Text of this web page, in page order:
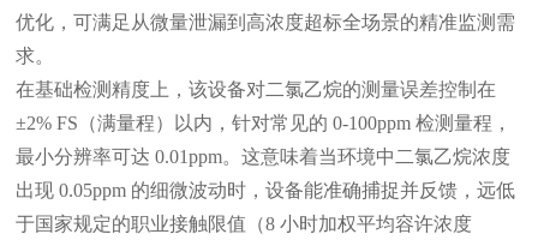
优化，可满足从微量泄漏到高浓度超标全场景的精准监测需
求。
在基础检测精度上，该设备对二氯乙烷的测量误差控制在
±2% FS（满量程）以内，针对常见的 0-100ppm 检测量程，
最小分辨率可达 0.01ppm。这意味着当环境中二氯乙烷浓度
出现 0.05ppm 的细微波动时，设备能准确捕捉并反馈，远低
于国家规定的职业接触限值（8 小时加权平均容许浓度